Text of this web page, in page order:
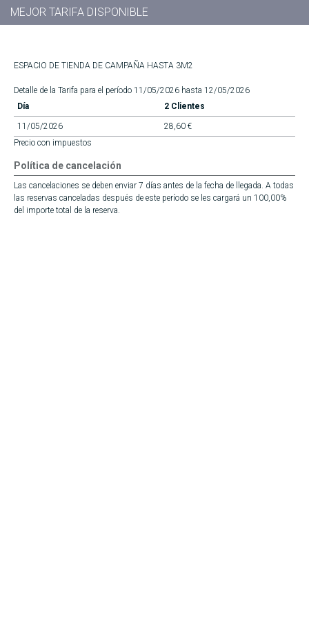
MEJOR TARIFA DISPONIBLE
ESPACIO DE TIENDA DE CAMPAÑA HASTA 3M2
Detalle de la Tarifa para el período 11/05/2026 hasta 12/05/2026
Día
2 Clientes
11/05/2026
28,60 €
Precio con impuestos
Política de cancelación
Las cancelaciones se deben enviar 7 días antes de la fecha de llegada. A todas
las reservas canceladas después de este período se les cargará un 100,00%
del importe total de la reserva.